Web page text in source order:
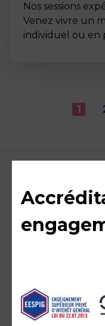
Nos sessions
Venez vivre un
individuel ou en
1